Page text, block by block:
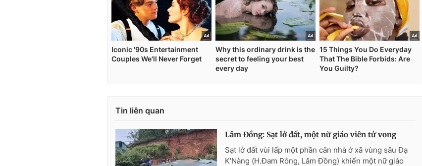
Tin liên quan
Lâm Đồng: Sạt lở đất, một nữ giáo viên tử vong
Sạt lở đất vùi lấp một phần căn nhà ở xã vùng sâu Đạ
K'Nàng (H.Đam Rông, Lâm Đồng) khiến một nữ giáo